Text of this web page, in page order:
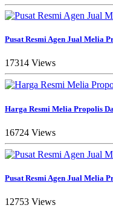
Pusat Resmi Agen Jual Melia
17314 Views
Harga Resmi Melia Propolis
16724 Views
Pusat Resmi Agen Jual Melia
12753 Views